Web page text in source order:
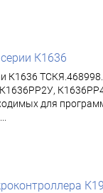
К1636
К1636
для